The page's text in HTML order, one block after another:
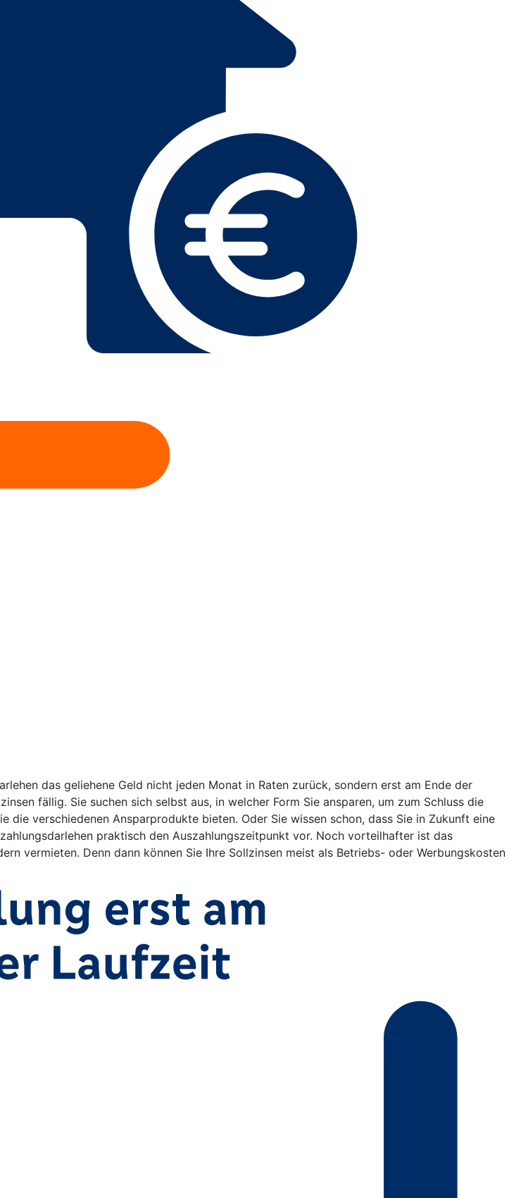
das geliehene Geld nicht jeden Monat in Raten zurück, sondern erst am Ende der
fällig. Sie suchen sich selbst aus, in welcher Form Sie ansparen, um zum Schluss die
verschiedenen Ansparprodukte bieten. Oder Sie wissen schon, dass Sie in Zukunft eine
praktisch den Auszahlungszeitpunkt vor. Noch vorteilhafter ist das
vermieten. Denn dann können Sie Ihre Sollzinsen meist als Betriebs- oder Werbungskosten